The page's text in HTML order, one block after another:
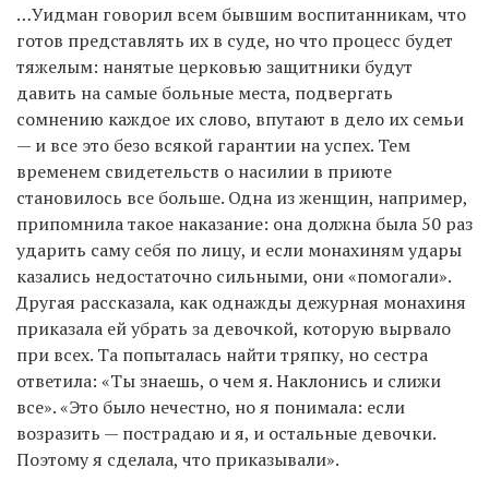
…Уидман говорил всем бывшим воспитанникам, что
готов представлять их в суде, но что процесс будет
тяжелым: нанятые церковью защитники будут
давить на самые больные места, подвергать
сомнению каждое их слово, впутают в дело их семьи
— и все это безо всякой гарантии на успех. Тем
временем свидетельств о насилии в приюте
становилось все больше. Одна из женщин, например,
припомнила такое наказание: она должна была 50 раз
ударить саму себя по лицу, и если монахиням удары
казались недостаточно сильными, они «помогали».
Другая рассказала, как однажды дежурная монахиня
приказала ей убрать за девочкой, которую вырвало
при всех. Та попыталась найти тряпку, но сестра
ответила: «Ты знаешь, о чем я. Наклонись и слижи
все». «Это было нечестно, но я понимала: если
возразить — пострадаю и я, и остальные девочки.
Поэтому я сделала, что приказывали».